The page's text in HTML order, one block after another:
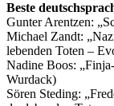
Beste
Gunter Arentzen:
Michael Zandt:
lebenden Toten –
Nadine Boos:
Wurdack)
Sören Steding: